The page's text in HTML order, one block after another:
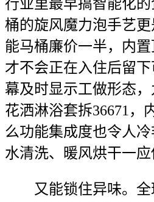
行业里最早搞智能化
桶的旋风魔力泡手艺
能马桶廉价一半，内置
才不会正在入住后留
幕及时显示工做形态，
花洒淋浴套拆36671，
么功能集成度也令人
水清洗、暖风烘干一应
又能锁住异味。全